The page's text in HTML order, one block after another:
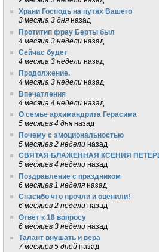
Храни Господь на путях Вашего
3 месяца 3 дня назад
Протитип фрау Берты был
4 месяца 3 недели назад
Сейчас будет
4 месяца 3 недели назад
Продолжение.
4 месяца 3 недели назад
Впечатления
4 месяца 4 недели назад
О семье архимандрита Герасима
5 месяцев 4 дня назад
Почему с эмоциональностью
5 месяцев 2 недели назад
СВЯТАЯ БЛАЖЕННАЯ КСЕНИЯ
5 месяцев 4 недели назад
Поздравление с праздником
6 месяцев 1 неделя назад
Спасибо что прочли и оценили!
6 месяцев 2 недели назад
Ответ к 18 вопросу
6 месяцев 3 недели назад
Талант внушать и вера
7 месяцев 5 дней назад